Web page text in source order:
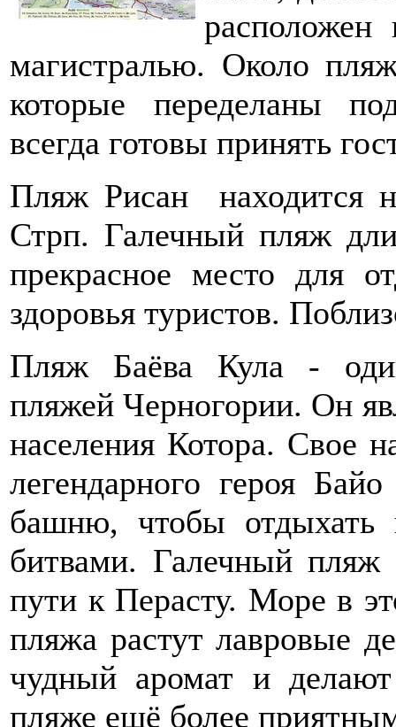
магистралью. Около
которые переделаны
всегда готовы принять
Пляж Риcан находится
Стрп. Галечный пляж
прекрасное место для
здоровья туристов.
Пляж Баёва Кула -
пляжей Черногории. Он
населения Котора. Свое
легендарного героя
башню, чтобы
битвами. Галечный
пути к Перасту. Море в
пляжа растут лавровые
чудный аромат и
пляже ещё более